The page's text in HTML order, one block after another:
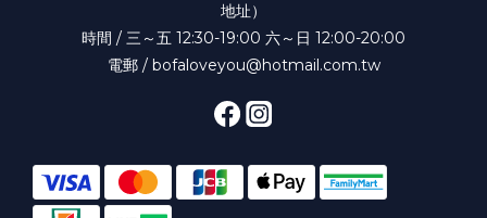
地址）
時間 / 三～五 12:30-19:00 六～日 12:00-20:00
電郵 / bofaloveyou@hotmail.com.tw